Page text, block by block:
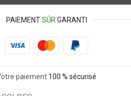
PAIEMENTSÛR GARANTI
paiement 100 % sécurisé